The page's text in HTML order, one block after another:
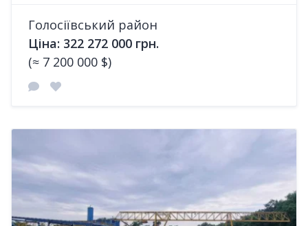
Голосіївський район
Ціна: 322 272 000 грн.
(≈ 7 200 000 $)